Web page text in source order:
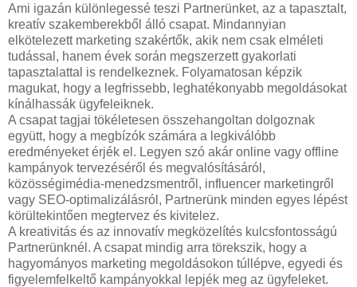
Ami igazán különlegessé teszi Partnerünket, az a tapasztalt,
kreatív szakemberekből álló csapat. Mindannyian
elkötelezett marketing szakértők, akik nem csak elméleti
tudással, hanem évek során megszerzett gyakorlati
tapasztalattal is rendelkeznek. Folyamatosan képzik
magukat, hogy a legfrissebb, leghatékonyabb megoldásokat
kínálhassák ügyfeleiknek.
A csapat tagjai tökéletesen összehangoltan dolgoznak
együtt, hogy a megbízók számára a legkiválóbb
eredményeket érjék el. Legyen szó akár online vagy offline
kampányok tervezéséről és megvalósításáról,
közösségimédia-menedzsmentről, influencer marketingről
vagy SEO-optimalizálásról, Partnerünk minden egyes lépést
körültekintően megtervez és kivitelez.
A kreativitás és az innovatív megközelítés kulcsfontosságú
Partnerünknél. A csapat mindig arra törekszik, hogy a
hagyományos marketing megoldásokon túllépve, egyedi és
figyelemfelkeltő kampányokkal lepjék meg az ügyfeleket.